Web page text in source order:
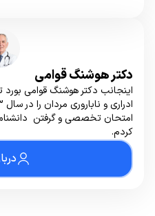
دکتر هوشنگ قوامی
اینجانب دکتر هوشنگ قوامی
امتحان تخصصی و گرفتن
کردم.